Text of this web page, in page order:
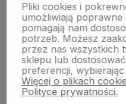
Płatności i zwroty
Wsparcie
Pliki cookies i
umożliwiają poprawne
pomagają nam
potrzeb. Możesz
przez nas wszystkich
sklepu lub
preferencji,
Więcej o plikach
Polityce prywatności.